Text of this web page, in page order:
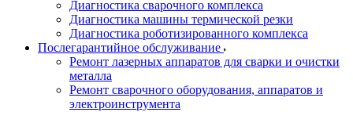
Диагностика сварочного комплекса
Диагностика машины термической резки
Диагностика роботизированного комплекса
Послегарантийное обслуживание
Ремонт лазерных аппаратов для сварки и очистки
металла
Ремонт сварочного оборудования, аппаратов и
электроинструмента